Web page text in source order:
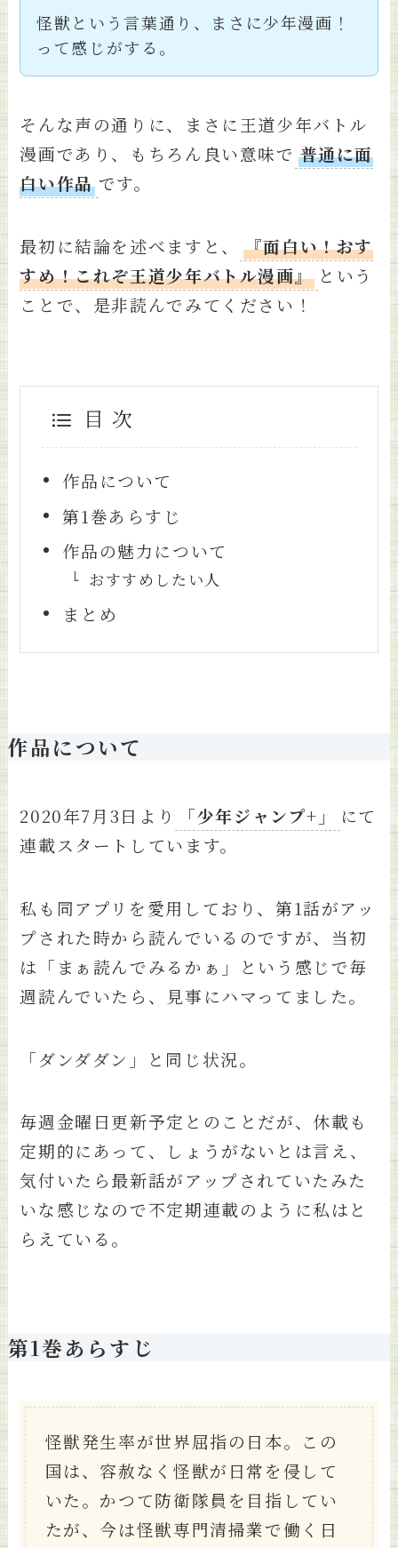
怪獣という言葉通り、まさに少年漫画！
って感じがする。
そんな声の通りに、まさに王道少年バトル
漫画であり、もちろん良い意味で 普通に面
白い作品 です。
最初に結論を述べますと、
『面白い！おす
すめ！これぞ王道少年バトル漫画』 という
ことで、是非読んでみてください！
目 次
作品について
第1巻あらすじ
作品の魅力について
おすすめしたい人
まとめ
作品について
2020年7月3日より 「少年ジャンプ+」
にて
連載スタートしています。
私も同アプリを愛用しており、第1話がアッ
プされた時から読んでいるのですが、当初
は「まぁ読んでみるかぁ」という感じで毎
週読んでいたら、見事にハマってました。
「ダンダダン」と同じ状況。
毎週金曜日更新予定とのことだが、休載も
定期的にあって、しょうがないとは言え、
気付いたら最新話がアップされていたみた
いな感じなので不定期連載のように私はと
らえている。
第1巻あらすじ
怪獣発生率が世界屈指の日本。この
国は、容赦なく怪獣が日常を侵して
いた。かつて防衛隊員を目指してい
たが、今は怪獣専門清掃業で働く日